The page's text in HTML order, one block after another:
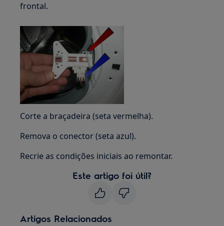
frontal.
Corte a braçadeira (seta vermelha).
Remova o conector (seta azul).
Recrie as condições iniciais ao remontar.
Este artigo foi útil?
Artigos Relacionados